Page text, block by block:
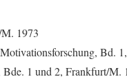
1973
Bde. 1 und 2, Frankfurt/M.